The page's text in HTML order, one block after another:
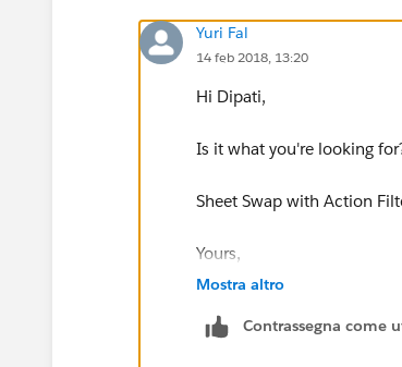
Yuri Fal
14 feb 2018, 13:20
Hi Dipati,
Is it what you're looking
Sheet Swap with Action
Yours,
Yuri
Mostra altro
Contrassegna come